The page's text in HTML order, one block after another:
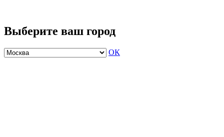
Выберите ваш город
ОК